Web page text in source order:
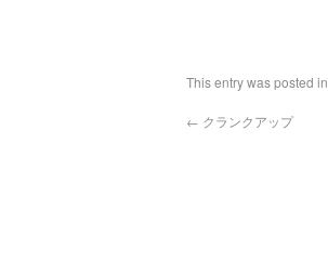
This entry was posted in
← クランクアップ